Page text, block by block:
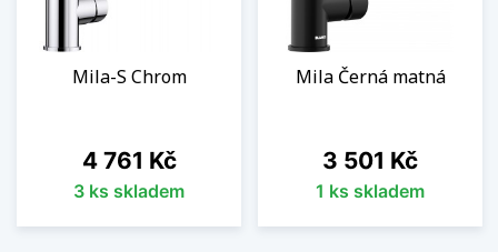
Mila-S Chrom
Cena
4 761 Kč
3 ks skladem
Mila Černá matná
Cena
3 501 Kč
1 ks skladem